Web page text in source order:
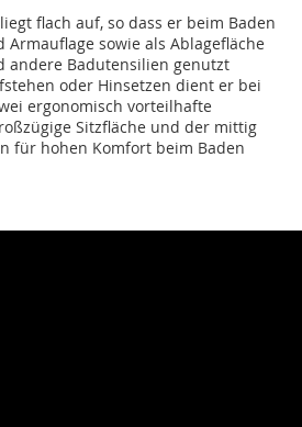
flach auf, so dass er beim Baden
sowie als Ablagefläche
andere Badutensilien genutzt
oder Hinsetzen dient er bei
ergonomisch vorteilhafte
Sitzfläche und der mittig
für hohen Komfort beim Baden